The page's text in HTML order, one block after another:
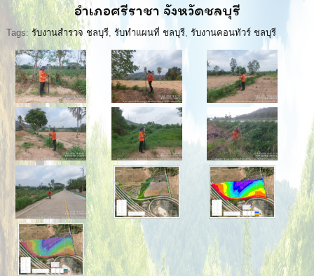
อำเภอศรีราชา จังหวัดชลบุรี
Tags:รับงานสำรวจ ชลบุรี, รับทำแผนที่ ชลบุรี, รับงานคอนทัวร์ ชลบุรี